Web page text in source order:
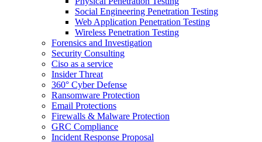
Social Engineering Penetration Testing
Web Application Penetration Testing
Wireless Penetration Testing
Forensics and Investigation
Security Consulting
Ciso as a service
Insider Threat
360° Cyber Defense
Ransomware Protection
Email Protections
Firewalls & Malware Protection
GRC Compliance
Incident Response Proposal